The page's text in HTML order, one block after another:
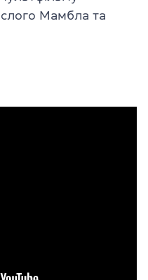
Мамбла та